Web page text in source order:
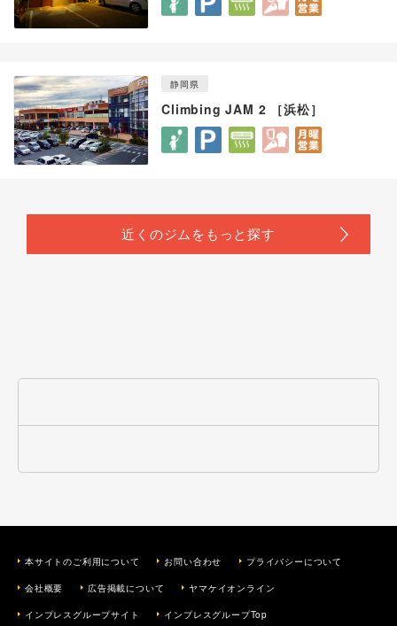
静岡県
Climbing JAM 2 ［浜松］
本サイトのご利用について お問い合わせ プライバシーについて
会社概要 広告掲載について ヤマケイオンライン
インプレスグループサイト インプレスグループTop